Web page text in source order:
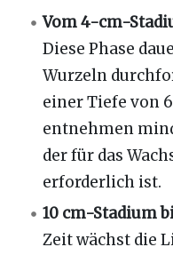
Vom 4-cm-
Diese Phase
Wurzeln
einer Tiefe von
entnehmen
der für das
erforderlich ist.
10 cm-Stadium
Zeit wächst die